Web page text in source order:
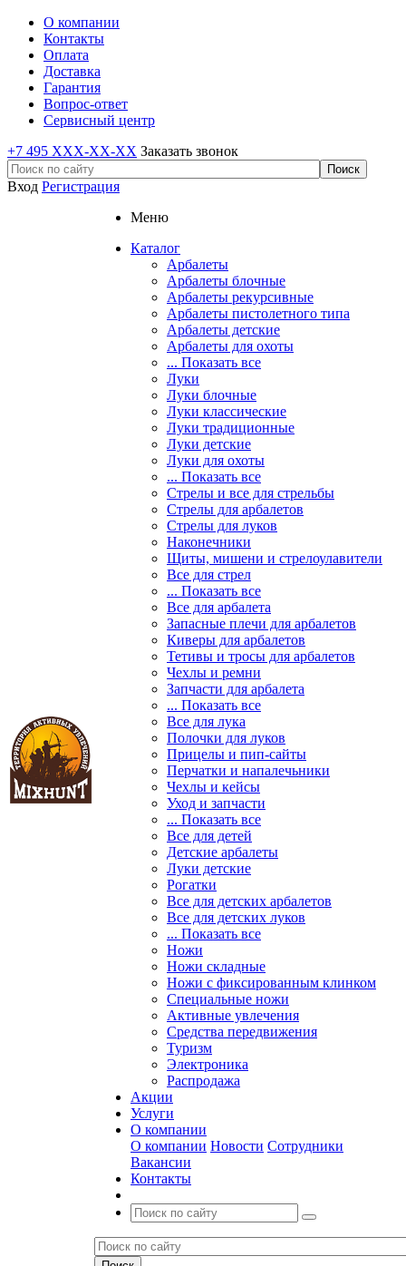
О компании
Контакты
Оплата
Доставка
Гарантия
Вопрос-ответ
Сервисный центр
+7 495 XXX-XX-XX Заказать звонок
Вход Регистрация
Меню
Каталог
Арбалеты
Арбалеты блочные
Арбалеты рекурсивные
Арбалеты пистолетного типа
Арбалеты детские
Арбалеты для охоты
... Показать все
Луки
Луки блочные
Луки классические
Луки традиционные
Луки детские
Луки для охоты
... Показать все
Стрелы и все для стрельбы
Стрелы для арбалетов
Стрелы для луков
Наконечники
Щиты, мишени и стрелоулавители
Все для стрел
... Показать все
Все для арбалета
Запасные плечи для арбалетов
Киверы для арбалетов
Тетивы и тросы для арбалетов
Чехлы и ремни
Запчасти для арбалета
... Показать все
Все для лука
Полочки для луков
Прицелы и пип-сайты
Перчатки и напалечьники
Чехлы и кейсы
Уход и запчасти
... Показать все
Все для детей
Детские арбалеты
Луки детские
Рогатки
Все для детских арбалетов
Все для детских луков
... Показать все
Ножи
Ножи складные
Ножи с фиксированным клинком
Специальные ножи
Активные увлечения
Средства передвижения
Туризм
Электроника
Распродажа
Акции
Услуги
О компании
О компании Новости Сотрудники
Вакансии
Контакты